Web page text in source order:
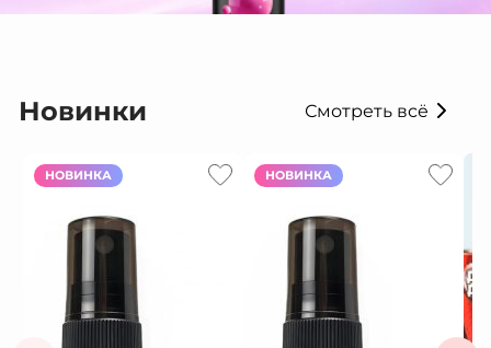
Новинки Смотреть всё
НОВИНКА НОВИНКА